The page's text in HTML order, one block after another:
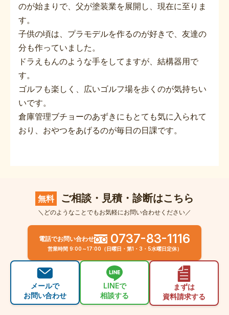
のが始まりで、父が塗装業を展開し、現在に至りま
す。
子供の頃は、プラモデルを作るのが好きで、友達の
分も作っていました。
ドラえもんのような手をしてますが、結構器用で
す。
ゴルフも楽しく、広いゴルフ場を歩くのが気持ちい
いです。
倉庫管理ブチョーのあずきにもとても気に入られて
おり、おやつをあげるのが毎日の日課です。
無料 ご相談・見積・診断はこちら
＼どのようなことでもお気軽にお問い合わせください／
電話でお問い合わせ 0737-83-1116
営業時間 9:00～17:00（日曜日・第1・3・5水曜日定休）
メールで
お問い合わせ
LINEで
相談する
まずは
資料請求する